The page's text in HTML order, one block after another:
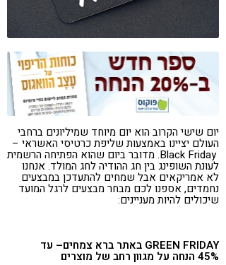
טבעונות
יום שישי הקרוב הוא יום מיוחד שמיליונים ברחבי
העולם יציינו באמצעות שליפת כרטיסי האשראי –
Black Friday. מדובר ביום שהוא הפתיחה הרשמית
לעונת השופינג בין חג ההודיה לחג המולד. אנחנו
לא אמריקאים אבל שמחים להתעדכן במבצעים
נחמדים, אספנו לכם מבחר מבצעים לרגל המועד
שיכולים להיות מעניינים:
GREEN FRIDAY באתר ברא צמחים– עד
45% הנחה על מגוון רחב של מוצרים